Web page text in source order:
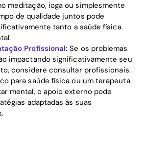
meditação, ioga ou simplesmente
de qualidade juntos pode
tanto a saúde física
Profissional: Se os problemas
impactando significativamente seu
considere consultar profissionais.
para saúde física ou um terapeuta
mental, o apoio externo pode
adaptadas às suas